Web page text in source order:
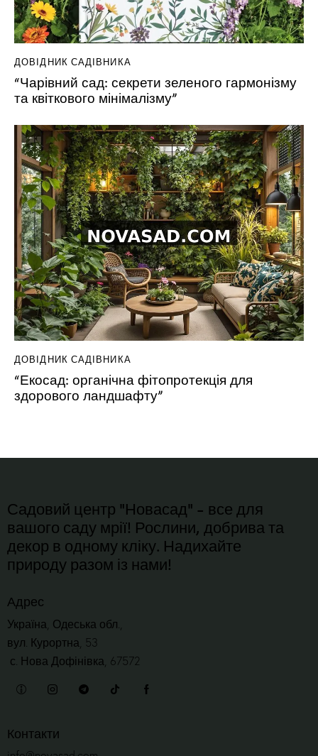
ДОВІДНИК САДІВНИКА
“Чарівний сад: секрети зеленого гармонізму
та квіткового мінімалізму”
ДОВІДНИК САДІВНИКА
“Екосад: органічна фітопротекція для
здорового ландшафту”
Садовий центр "Новасад" - все для
вашого саду мрії! Рослини, добрива та
декор в одному кліку. Надихайте
природу разом із нами!
Адрес
Україна, Одеська обл.,
вул. Курортна, 53
с. Нова Дофінівка, 67572
Контакти